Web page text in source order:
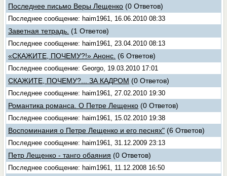
Последнее письмо Веры Лещенко (0 Ответов)
Последнее сообщение: haim1961, 16.06.2010 08:33
Заветная тетрадь. (1 Ответов)
Последнее сообщение: haim1961, 23.04.2010 08:13
«СКАЖИТЕ, ПОЧЕМУ?!» Анонс. (6 Ответов)
Последнее сообщение: Georgo, 19.03.2010 17:01
СКАЖИТЕ, ПОЧЕМУ?... ЗА КАДРОМ (0 Ответов)
Последнее сообщение: haim1961, 27.02.2010 19:30
Романтика романса. О Петре Лещенко (0 Ответов)
Последнее сообщение: haim1961, 15.02.2010 19:38
Воспоминания о Петре Лещенко и его песнях" (6 Ответов)
Последнее сообщение: haim1961, 31.12.2009 23:13
Петр Лещенко - танго обаяния (0 Ответов)
Последнее сообщение: haim1961, 11.12.2008 16:50